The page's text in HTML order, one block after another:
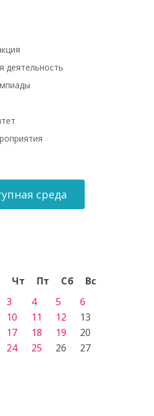
деятельность
среда
Чт Пт Сб
Вс
3 4 5
6
10 11 12
13
17 18 19
20
24 25 26
27